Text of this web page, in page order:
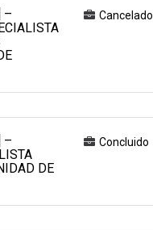
–
Cancelado
–
DE
Concluido